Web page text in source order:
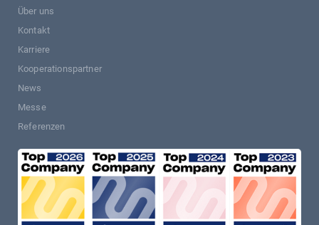
Über uns
Kontakt
Karriere
Kooperationspartner
News
Messe
Referenzen